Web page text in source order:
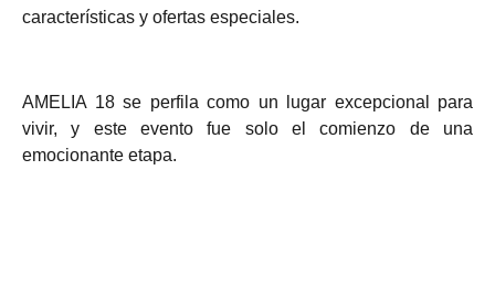
características y ofertas especiales.
AMELIA 18 se perfila como un lugar excepcional para
vivir, y este evento fue solo el comienzo de una
emocionante etapa.